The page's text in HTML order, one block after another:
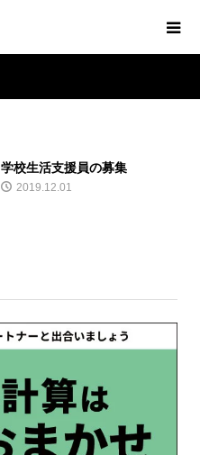
学校生活支援員の募集
2019.12.01